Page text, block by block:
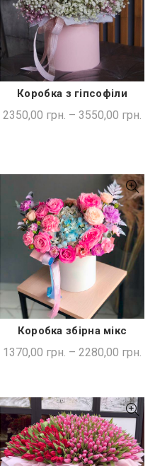
ШВИДКА ПОКУПКА
Коробка з гіпсофіли
2350,00 грн. – 3550,00 грн.
ШВИДКА ПОКУПКА
Коробка збірна мікс
1370,00 грн. – 2280,00 грн.